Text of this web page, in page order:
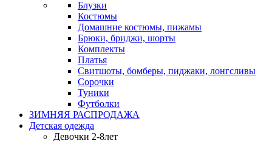
Блузки
Костюмы
Домашние костюмы, пижамы
Брюки, бриджи, шорты
Комплекты
Платья
Свитшоты, бомберы, пиджаки, лонгсливы
Сорочки
Туники
Футболки
ЗИМНЯЯ РАСПРОДАЖА
Детская одежда
Девочки 2-8лет